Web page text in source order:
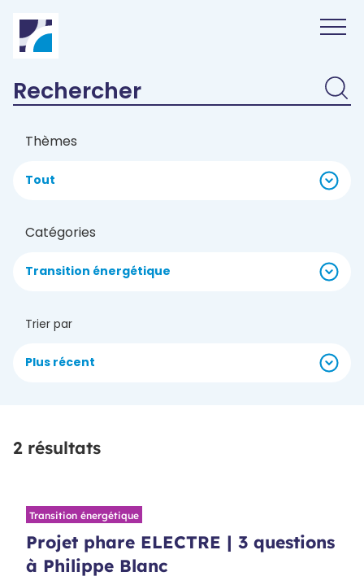
Thèmes
Tout
Catégories
Transition énergétique
Trier par
Plus récent
2 résultats
Transition énergétique
Projet phare ELECTRE | 3 questions
à Philippe Blanc